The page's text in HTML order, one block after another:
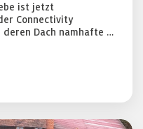
ist jetzt
Connectivity
deren Dach namhafte …